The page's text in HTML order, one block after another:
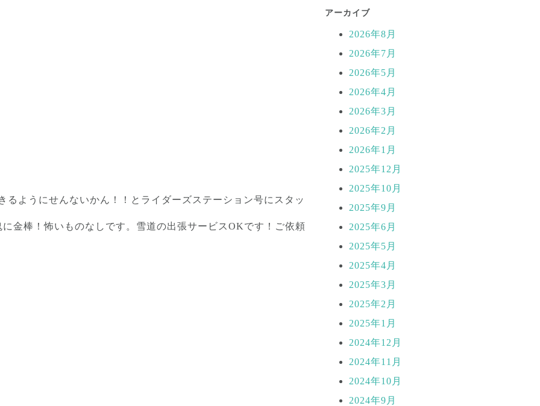
るようにせんないかん！！とライダーズステーション号にスタッ
金棒！怖いものなしです。雪道の出張サービスOKです！ご依頼
アーカイブ
2026年8月
2026年7月
2026年5月
2026年4月
2026年3月
2026年2月
2026年1月
2025年12月
2025年10月
2025年9月
2025年6月
2025年5月
2025年4月
2025年3月
2025年2月
2025年1月
2024年12月
2024年11月
2024年10月
2024年9月